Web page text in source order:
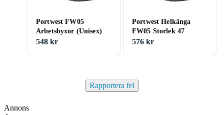
Portwest FW05
Arbetsbyxor (Unisex)
548 kr
Portwest Helkänga
FW05 Storlek 47
576 kr
Rapportera fel
Annons